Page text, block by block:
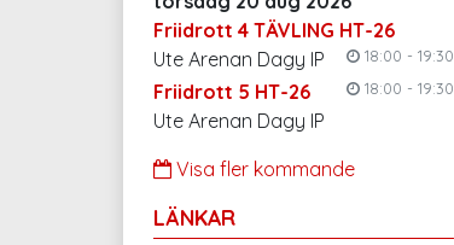
Friidrott 4 TÄVLING HT-26
18:00 - 19:30
Ute Arenan Dagy IP
Friidrott 5 HT-26
18:00 - 19:30
Ute Arenan Dagy IP
Visa fler kommande
LÄNKAR